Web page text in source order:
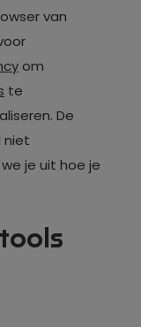
van
om
te
De
niet
je uit hoe je